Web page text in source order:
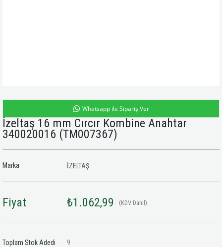
Whatsapp ile Sipariş Ver
İzeltaş 16 mm Cırcır Kombine Anahtar
340020016 (TM007367)
Marka İZELTAŞ
Fiyat ₺1.062,99 (KDV Dahil)
Toplam Stok Adedi
9